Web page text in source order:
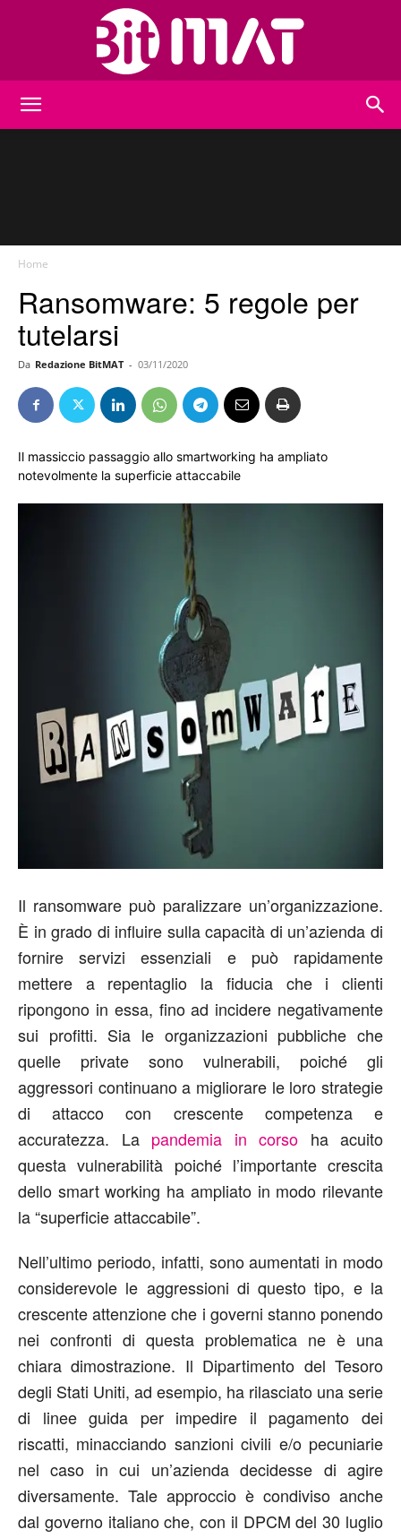
Home
Ransomware: 5 regole per
tutelarsi
Da Redazione BitMAT - 03/11/2020
Il massiccio passaggio allo smartworking ha ampliato
notevolmente la superficie attaccabile
Il ransomware può paralizzare un’organizzazione.
È in grado di influire sulla capacità di un’azienda di
fornire servizi essenziali e può rapidamente
mettere a repentaglio la fiducia che i clienti
ripongono in essa, fino ad incidere negativamente
sui profitti. Sia le organizzazioni pubbliche che
quelle private sono vulnerabili, poiché gli
aggressori continuano a migliorare le loro strategie
di attacco con crescente competenza e
accuratezza. La pandemia in corso ha acuito
questa vulnerabilità poiché l’importante crescita
dello smart working ha ampliato in modo rilevante
la “superficie attaccabile”.
Nell’ultimo periodo, infatti, sono aumentati in modo
considerevole le aggressioni di questo tipo, e la
crescente attenzione che i governi stanno ponendo
nei confronti di questa problematica ne è una
chiara dimostrazione. Il Dipartimento del Tesoro
degli Stati Uniti, ad esempio, ha rilasciato una serie
di linee guida per impedire il pagamento dei
riscatti, minacciando sanzioni civili e/o pecuniarie
nel caso in cui un’azienda decidesse di agire
diversamente. Tale approccio è condiviso anche
dal governo italiano che, con il DPCM del 30 luglio